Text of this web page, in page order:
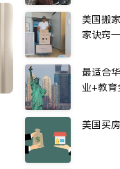
美国搬
家诀窍
最适合
业+教
美国买